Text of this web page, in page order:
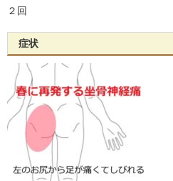
２回
症状